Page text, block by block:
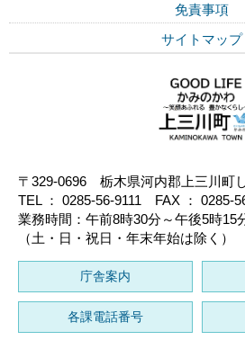
免責事項
サイトマップ
〒329-0696 栃木県河内郡上三川町
TEL ： 0285-56-9111 FAX ： 0285-
業務時間：午前8時30分～午後5時15
（土・日・祝日・年末年始は除く）
庁舎案内
各課電話番号